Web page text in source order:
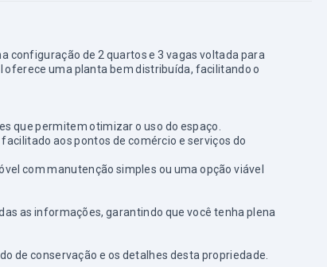
configuração de 2 quartos e 3 vagas voltada para
uma planta bem distribuída, facilitando o
que permitem otimizar o uso do espaço.
aos pontos de comércio e serviços do
com manutenção simples ou uma opção viável
as informações, garantindo que você tenha plena
de conservação e os detalhes desta propriedade.